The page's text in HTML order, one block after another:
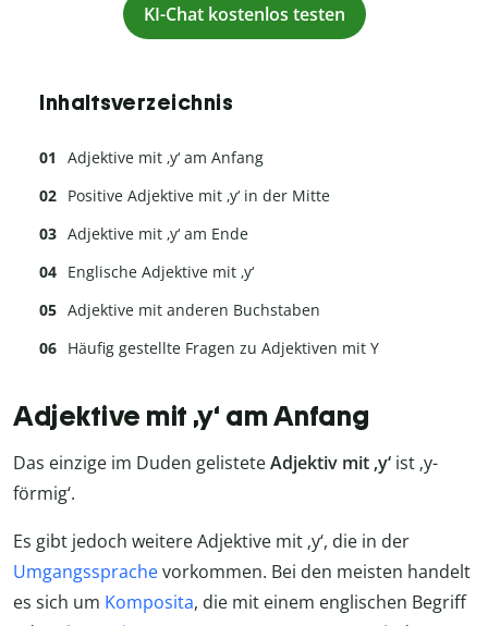
KI-Chat kostenlos testen
Inhaltsverzeichnis
Adjektive mit ‚y‘ am Anfang
Positive Adjektive mit ‚y‘ in der Mitte
Adjektive mit ‚y‘ am Ende
Englische Adjektive mit ‚y‘
Adjektive mit anderen Buchstaben
Häufig gestellte Fragen zu Adjektiven mit Y
Adjektive mit ‚y‘ am Anfang
Das einzige im Duden gelisteteAdjektiv mit ‚y‘ ist ‚y-
förmig‘.
Es gibt jedoch weitere Adjektive mit ‚y‘, die in der
Umgangssprachevorkommen. Bei den meisten handelt
es sich um Komposita, die mit einem englischen Begriff